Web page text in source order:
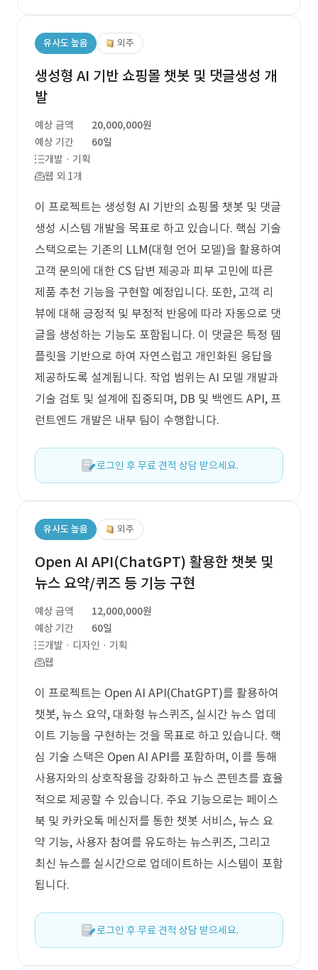
유사도 높음 외주
생성형 AI 기반 쇼핑몰 챗봇 및 댓글생성 개
발
예상 금액
20,000,000원
예상 기간
60일
개발 · 기획
웹 외 1개
이 프로젝트는 생성형 AI 기반의 쇼핑몰 챗봇 및 댓글
생성 시스템 개발을 목표로 하고 있습니다. 핵심 기술
스택으로는 기존의 LLM(대형 언어 모델)을 활용하여
고객 문의에 대한 CS 답변 제공과 피부 고민에 따른
제품 추천 기능을 구현할 예정입니다. 또한, 고객 리
뷰에 대해 긍정적 및 부정적 반응에 따라 자동으로 댓
글을 생성하는 기능도 포함됩니다. 이 댓글은 특정 템
플릿을 기반으로 하여 자연스럽고 개인화된 응답을
제공하도록 설계됩니다. 작업 범위는 AI 모델 개발과
기술 검토 및 설계에 집중되며, DB 및 백엔드 API, 프
런트엔드 개발은 내부 팀이 수행합니다.
로그인 후 무료 견적 상담 받으세요.
유사도 높음 외주
Open AI API(ChatGPT) 활용한 챗봇 및
뉴스 요약/퀴즈 등 기능 구현
예상 금액
12,000,000원
예상 기간
60일
개발 · 디자인 · 기획
웹
이 프로젝트는 Open AI API(ChatGPT)를 활용하여
챗봇, 뉴스 요약, 대화형 뉴스퀴즈, 실시간 뉴스 업데
이트 기능을 구현하는 것을 목표로 하고 있습니다. 핵
심 기술 스택은 Open AI API를 포함하며, 이를 통해
사용자와의 상호작용을 강화하고 뉴스 콘텐츠를 효율
적으로 제공할 수 있습니다. 주요 기능으로는 페이스
북 및 카카오톡 메신저를 통한 챗봇 서비스, 뉴스 요
약 기능, 사용자 참여를 유도하는 뉴스퀴즈, 그리고
최신 뉴스를 실시간으로 업데이트하는 시스템이 포함
됩니다.
로그인 후 무료 견적 상담 받으세요.